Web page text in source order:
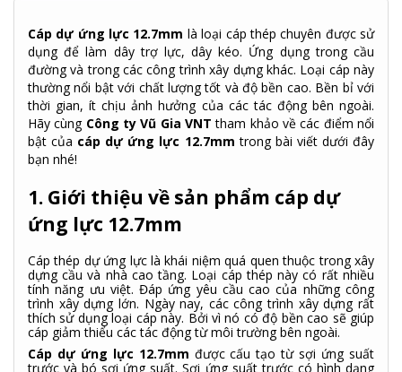
Cáp dự ứng lực 12.7mm là loại cáp thép chuyên được sử
dụng để làm dây trợ lực, dây kéo. Ứng dụng trong cầu
đường và trong các công trình xây dựng khác. Loại cáp này
thường nổi bật với chất lượng tốt và độ bền cao. Bền bỉ với
thời gian, ít chịu ảnh hưởng của các tác động bên ngoài.
Hãy cùng Công ty Vũ Gia VNT tham khảo về các điểm nổi
bật của cáp dự ứng lực 12.7mm trong bài viết dưới đây
bạn nhé!
1. Giới thiệu về sản phẩm cáp dự
ứng lực 12.7mm
Cáp thép dự ứng lực là khái niệm quá quen thuộc trong xây
dựng cầu và nhà cao tầng. Loại cáp thép này có rất nhiều
tính năng ưu việt. Đáp ứng yêu cầu cao của những công
trình xây dựng lớn. Ngày nay, các công trình xây dựng rất
thích sử dụng loại cáp này. Bởi vì nó có độ bền cao sẽ giúp
cáp giảm thiểu các tác động từ môi trường bên ngoài.
Cáp dự ứng lực 12.7mm được cấu tạo từ sợi ứng suất
trước và bó sợi ứng suất. Sợi ứng suất trước có hình dạng